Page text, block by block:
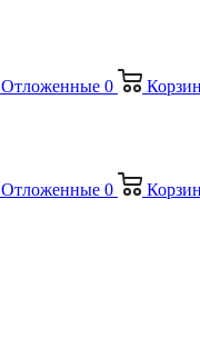
Отложенные 0
Отложенные 0